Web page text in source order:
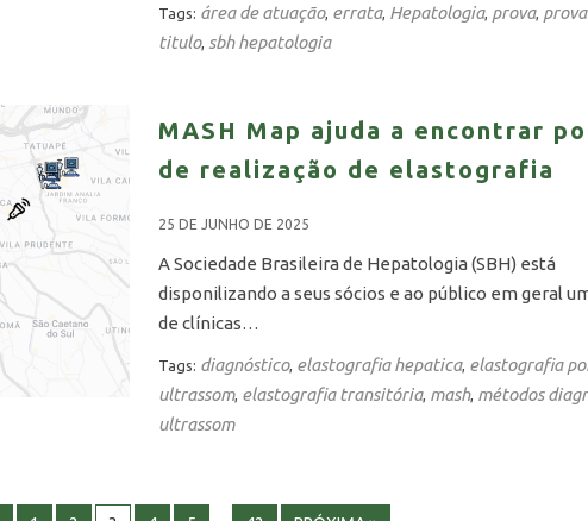
Tags: área de atuação, errata, Hepatologia, prova,
titulo, sbh hepatologia
MASH Map ajuda a encontrar
de realização de elastografia
25 DE JUNHO DE 2025
A Sociedade Brasileira de Hepatologia (SBH) está
disponilizando a seus sócios e ao público em geral
de clínicas…
Tags: diagnóstico, elastografia hepatica, elastografia
ultrassom, elastografia transitória, mash, métodos
ultrassom